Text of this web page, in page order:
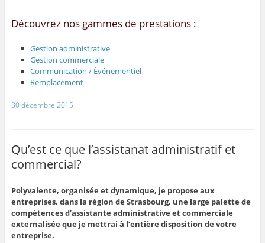
Découvrez nos gammes de prestations :
Gestion administrative
Gestion commerciale
Communication / Événementiel
Remplacement
30 décembre 2015
Qu’est ce que l’assistanat administratif et
commercial?
Polyvalente, organisée et dynamique, je propose aux
entreprises, dans la région de Strasbourg, une large palette de
compétences d’assistante administrative et commerciale
externalisée que je mettrai à l’entière disposition de votre
entreprise.